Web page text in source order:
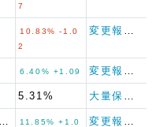
7
10.83% -1.0
2
6.40% +1.09
5.31%
11.85% +1.0